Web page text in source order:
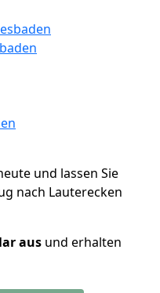
und lassen Sie
nach Lauterecken
aus und erhalten